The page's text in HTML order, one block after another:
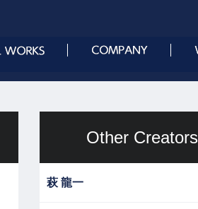
Other Creators
萩 龍一